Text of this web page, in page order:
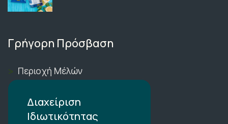
Γρήγορη Πρόσβαση
Περιοχή Μέλών
Λίστα Αγαπημένων
Διαχείριση
Ιδιωτικότητας